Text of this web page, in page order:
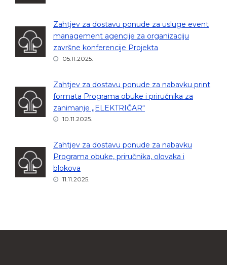
Zahtjev za dostavu ponude za usluge event
management agencije za organizaciju
završne konferencije Projekta
05.11.2025.
Zahtjev za dostavu ponude za nabavku print
formata Programa obuke i priručnika za
zanimanje „ELEKTRIČAR“
10.11.2025.
Zahtjev za dostavu ponude za nabavku
Programa obuke, priručnika, olovaka i
blokova
11.11.2025.